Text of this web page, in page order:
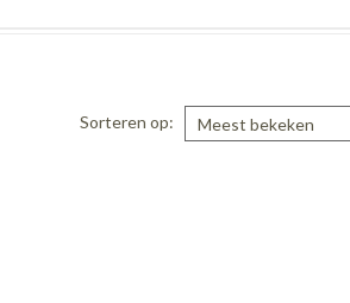
Sorteren op Meest bekeken